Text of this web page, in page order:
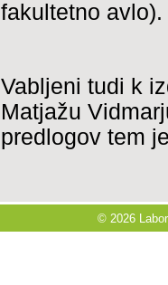
fakultetno avlo).
Vabljeni tudi k
Matjažu
predlogov tem
© 2026